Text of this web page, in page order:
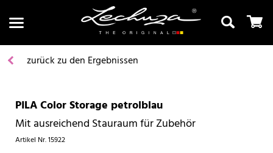
Suchen
zurück zu den Ergebnissen
PILA Color Storage petrolblau
Mit ausreichend Stauraum für Zubehör
Artikel Nr.15922